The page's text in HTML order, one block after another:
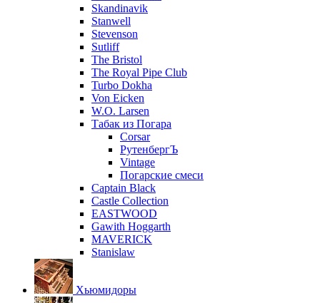
Skandinavik
Stanwell
Stevenson
Sutliff
The Bristol
The Royal Pipe Club
Turbo Dokha
Von Eicken
W.O. Larsen
Табак из Погара
Corsar
РутенбергЪ
Vintage
Погарские смеси
Captain Black
Castle Collection
EASTWOOD
Gawith Hoggarth
MAVERICK
Stanislaw
Хьюмидоры